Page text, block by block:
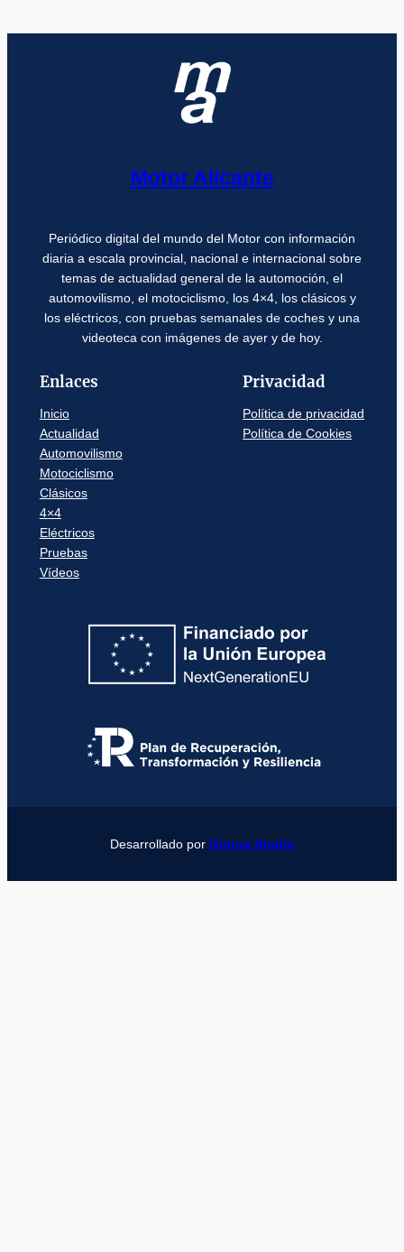
Motor Alicante
Periódico digital del mundo del Motor con información
diaria a escala provincial, nacional e internacional sobre
temas de actualidad general de la automoción, el
automovilismo, el motociclismo, los 4×4, los clásicos y
los eléctricos, con pruebas semanales de coches y una
videoteca con imágenes de ayer y de hoy.
Enlaces
Inicio
Actualidad
Automovilismo
Motociclismo
Clásicos
4×4
Eléctricos
Pruebas
Vídeos
Privacidad
Política de privacidad
Política de Cookies
Desarrollado por Girona Studio